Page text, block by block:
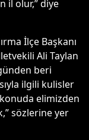
il olur,” diye
İlçe Başkanı
Ali Taylan
beri
ilgili kulisler
elimizden
sözlerine yer